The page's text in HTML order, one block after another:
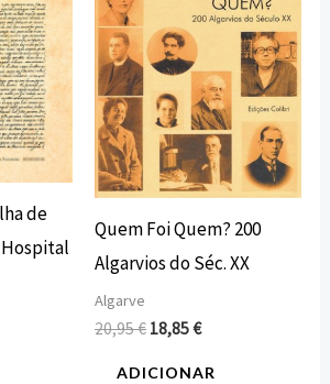
de
Quem Foi Quem? 200
Algarvios do Séc. XX
Algarve
20,95€ 18,85€
ADICIONAR